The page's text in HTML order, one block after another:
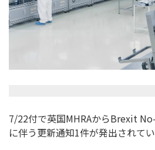
7/22付で英国MHRAからBrexit
に伴う更新通知1件が発出されて